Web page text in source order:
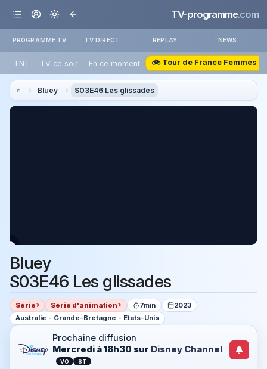
TV-programme.com
PROGRAMME TV TV DIRECT REPLAY NEWS
TNT TV ce soir En ce moment 🚲 Tour de France Femmes
Bluey S03E46 Les glissades
Bluey
S03E46 Les glissades
Série Série d'animation 7min
2023
Australie - Grande-Bretagne - Etats-Unis
Prochaine diffusion
Mercredi à 18h30 sur Disney Channel
VO ST